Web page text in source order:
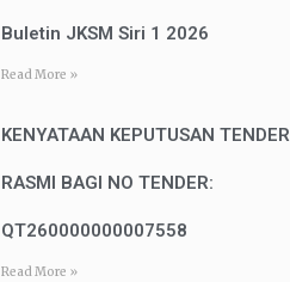
Buletin JKSM Siri 1 2026
Read More »
KENYATAAN KEPUTUSAN TENDER
RASMI BAGI NO TENDER:
QT260000000007558
Read More »